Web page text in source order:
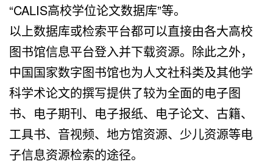
“CALIS高校学位论文数据库”等。
以上数据库或检索平台都可以直接由各大高校
图书馆信息平台登入并下载资源。除此之外，
中国国家数字图书馆也为人文社科类及其他学
科学术论文的撰写提供了较为全面的电子图
书、电子期刊、电子报纸、电子论文、古籍、
工具书、音视频、地方馆资源、少儿资源等电
子信息资源检索的途径。